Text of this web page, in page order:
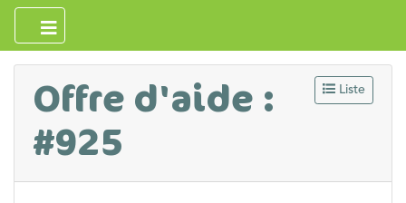
Liste
Offre d'aide :
#925